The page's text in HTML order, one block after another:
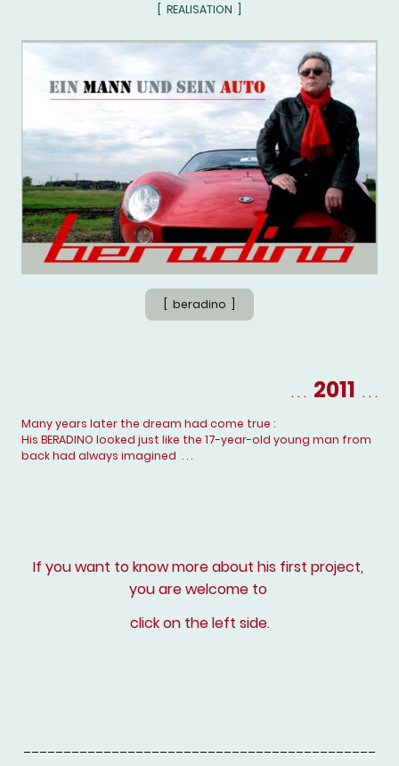
[ REALISATION ]
[ beradino ]
. . . 2011 . . .
Many years later the dream had come true :
His BERADINO looked just like the 17-year-old young man from
back had always imagined . . .
If you want to know more about his first project,
you are welcome to
click on the left side.